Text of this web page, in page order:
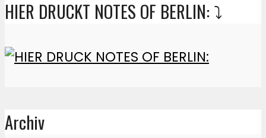
HIER DRUCKT NOTES OF BERLIN: ⤵️
Archiv